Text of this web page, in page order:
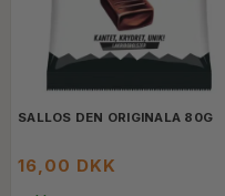
SALLOS DEN ORIGINALA 80G
16,00 DKK